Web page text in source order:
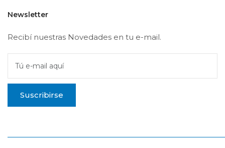
Newsletter
Recibí nuestras Novedades en tu e-mail.
Tú e-mail aquí
Suscribirse